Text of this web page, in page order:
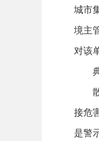
城市
境主
对该
典
散
接危
是警